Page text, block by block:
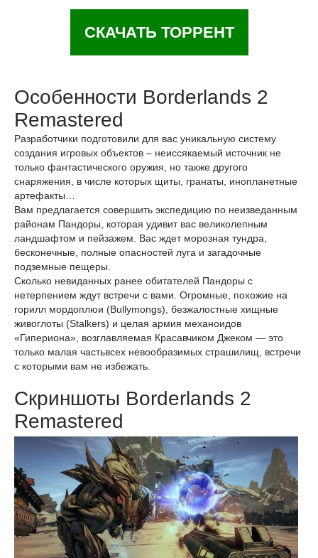
СКАЧАТЬ ТОРРЕНТ
Особенности Borderlands 2
Remastered
Разработчики подготовили для вас уникальную систему
создания игровых объектов – неиссякаемый источник не
только фантастического оружия, но также другого
снаряжения, в числе которых щиты, гранаты, инопланетные
артефакты…
Вам предлагается совершить экспедицию по неизведанным
районам Пандоры, которая удивит вас великолепным
ландшафтом и пейзажем. Вас ждет морозная тундра,
бесконечные, полные опасностей луга и загадочные
подземные пещеры.
Сколько невиданных ранее обитателей Пандоры с
нетерпением ждут встречи с вами. Огромные, похожие на
горилл мордоплюи (Bullymongs), безжалостные хищные
живоглоты (Stalkers) и целая армия механоидов
«Гипериона», возглавляемая Красавчиком Джеком — это
только малая частьвсех невообразимых страшилищ, встречи
с которыми вам не избежать.
Скриншоты Borderlands 2
Remastered